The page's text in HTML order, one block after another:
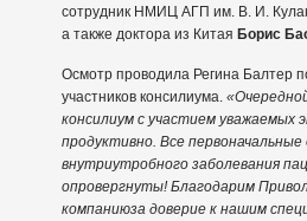
сотрудник НМИЦ АГП им. В. И.
а также доктора из Китая Борис
Осмотр проводила Регина Балтер
участников консилиума.
консилиум с участием уважаемых
продуктивно. Все первоначальные
внутриутробного заболевания
опровергнуты! Благодарим
компаниюза доверие к нашим